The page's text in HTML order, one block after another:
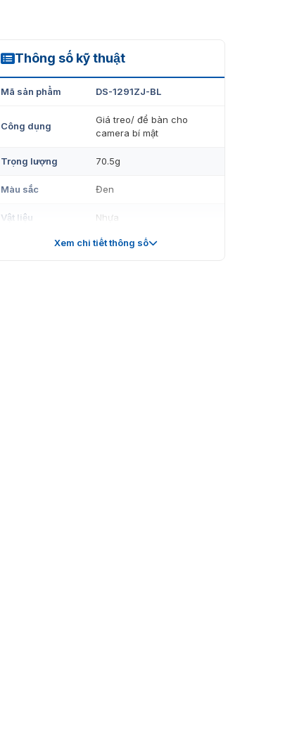
Thông số kỹ thuật
DS-1291ZJ-BL
Mã sản phẩm DS-1291ZJ-BL
Công dụng
Giá treo/ để bàn cho
camera bí mật
Trọng lượng 70.5g
Màu sắc Đen
Vật liệu Nhựa
87x73x73mm
Xem chi tiết thông số